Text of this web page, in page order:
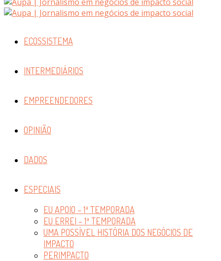
ECOSSISTEMA
INTERMEDIÁRIOS
EMPREENDEDORES
OPINIÃO
DADOS
ESPECIAIS
EU APOIO – 1ª TEMPORADA
EU ERREI – 1ª TEMPORADA
UMA POSSÍVEL HISTÓRIA DOS NEGÓCIOS DE
IMPACTO
PERIMPACTO